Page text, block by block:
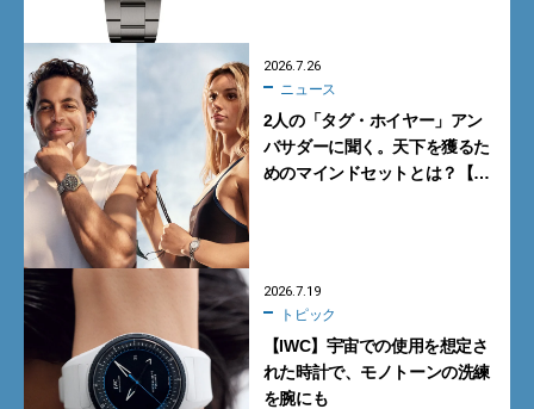
2026.7.26
ニュース
2人の「タグ・ホイヤー」アン
バサダーに聞く。天下を獲るた
めのマインドセットとは？【イ
2026.7.19
トピック
【IWC】宇宙での使用を想定さ
れた時計で、モノトーンの洗練
を腕にも